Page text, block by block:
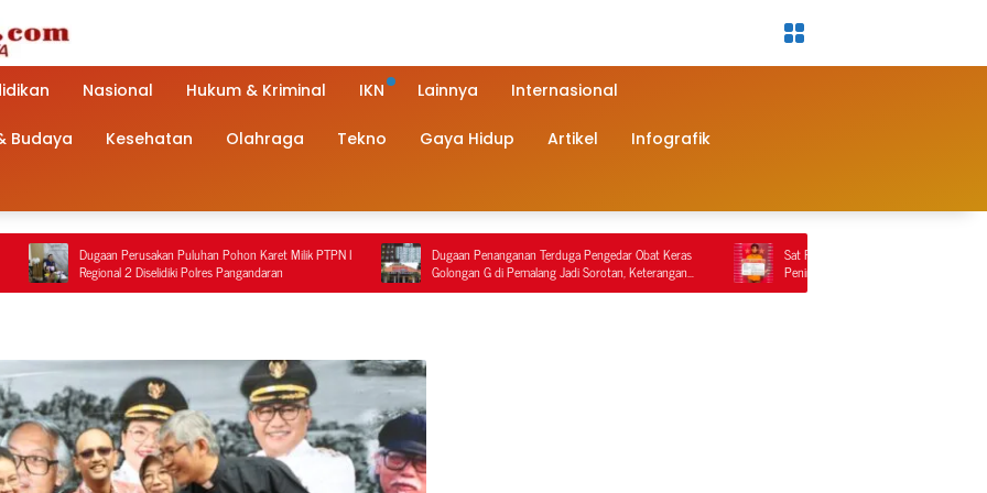
Nasional Hukum & Kriminal IKN Lainnya Internasional
Budaya Kesehatan Olahraga Tekno Gaya Hidup Artikel Infografik
Puluhan Pohon Karet Milik PTPN I
Diselidiki Polres Pangandaran
Dugaan Penanganan Terduga Pengedar Obat Keras
Golongan G di Pemalang Jadi Sorotan, Keterangan
Polisi Berbeda dengan Rekaman Video
Sat Reskrim Polres Nagan Raya Kembali Lakukan
Penindakan Penyalahgunaan BBM Bersubsidi, Tiga
Tersangka Ditahan.